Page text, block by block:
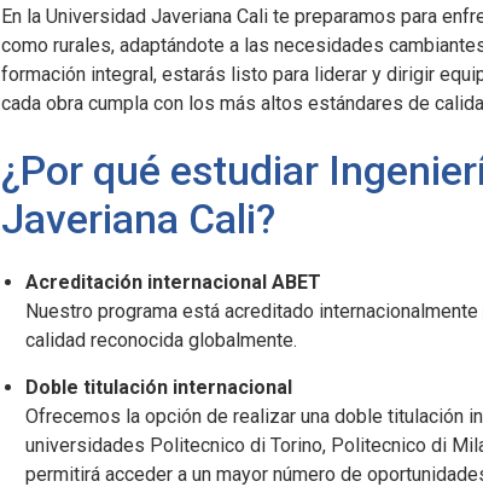
En la Universidad Javeriana Cali te preparamos para
como rurales, adaptándote a las necesidades
formación integral, estarás listo para liderar y dirigir
cada obra cumpla con los más altos estándares de
¿Por qué estudiar
Javeriana Cali?
Acreditación internacional ABET
Nuestro programa está acreditado internacionalmente
calidad reconocida globalmente.
Doble titulación internacional
Ofrecemos la opción de realizar una doble titulación
universidades Politecnico di Torino, Politecnico di
permitirá acceder a un mayor número de